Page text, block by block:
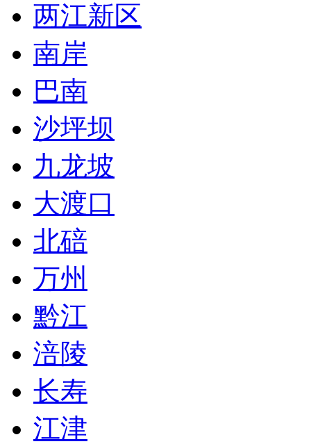
两江新区
南岸
巴南
沙坪坝
九龙坡
大渡口
北碚
万州
黔江
涪陵
长寿
江津